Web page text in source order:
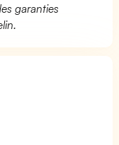
garanties